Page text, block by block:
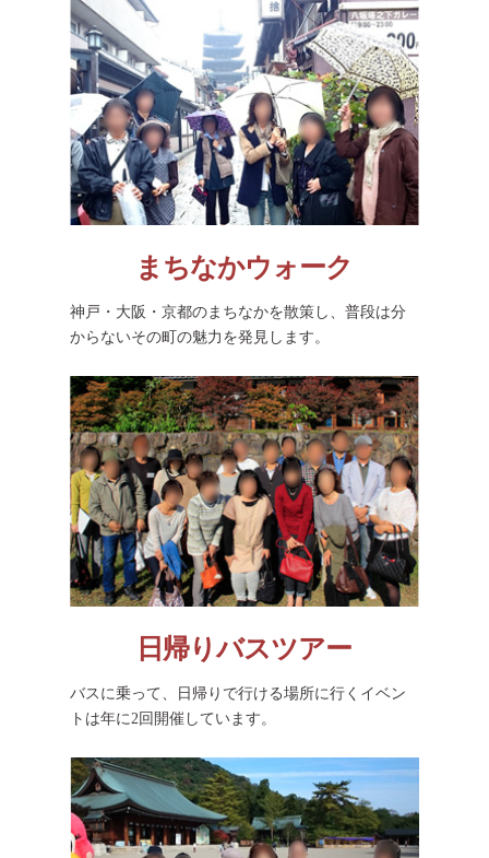
まちなかウォーク
神戸・大阪・京都のまちなかを散策し、普段は分
からないその町の魅力を発見します。
日帰りバスツアー
バスに乗って、日帰りで行ける場所に行くイベン
トは年に2回開催しています。